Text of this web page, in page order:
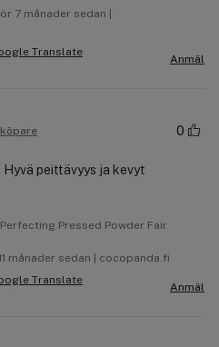
7 månader sedan |
Anmäl
0
Hyvä peittävyys ja kevyt
Pressed Powder Fair
månader sedan | cocopanda.fi
Anmäl